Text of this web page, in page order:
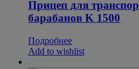
Прицеп для
барабанов K 1500
Подробнее
Add to wishlist